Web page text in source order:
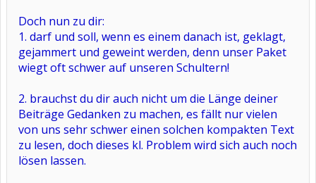
Doch nun zu dir:
1. darf und soll, wenn es einem danach ist, geklagt,
gejammert und geweint werden, denn unser Paket
wiegt oft schwer auf unseren Schultern!
2. brauchst du dir auch nicht um die Länge deiner
Beiträge Gedanken zu machen, es fällt nur vielen
von uns sehr schwer einen solchen kompakten Text
zu lesen, doch dieses kl. Problem wird sich auch noch
lösen lassen.